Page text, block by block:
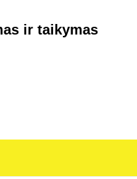
ir taikymas